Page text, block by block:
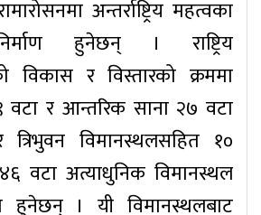
अन्तर्राष्ट्रिय महत्वका
हुनेछन् । राष्ट्रिय
विकास र विस्तारको क्रममा
र आन्तरिक साना २७ वटा
विमानस्थलसहित १०
४६ वटा अत्याधुनिक विमानस्थल
हुनेछन् । यी विमानस्थलबाट